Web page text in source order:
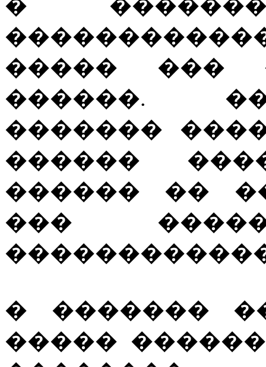
�
����� ���
������.
�������
������
������ ��
���
� �������
�����